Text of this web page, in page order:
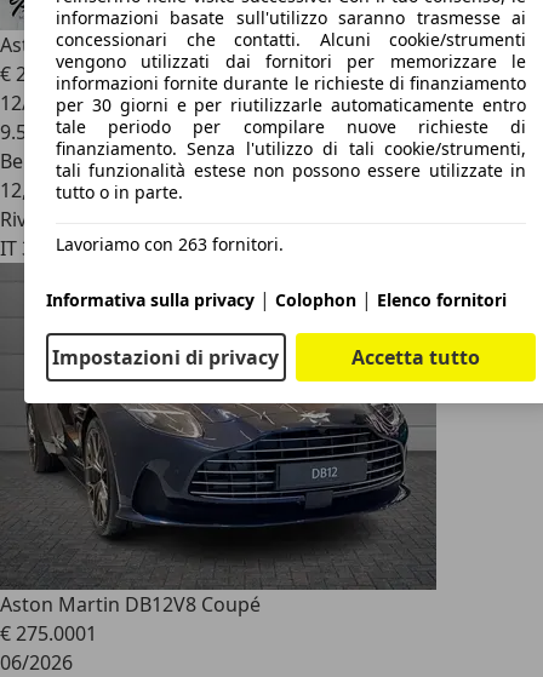
Aston Martin DB12
4.0 V8 auto
€ 240.000
12/2024
9.500 km
Benzina
12,2 l/100 km (comb.)
Rivenditore
IT 35031Abano Terme - Padova - Pd
Aston Martin DB12V8 Coupé
€ 275.0001
06/2026
informazioni basate sull'utilizzo saranno trasmesse ai
concessionari che contatti. Alcuni cookie/strumenti
vengono utilizzati dai fornitori per memorizzare le
informazioni fornite durante le richieste di finanziamento
per 30 giorni e per riutilizzarle automaticamente entro
tale periodo per compilare nuove richieste di
finanziamento. Senza l'utilizzo di tali cookie/strumenti,
tali funzionalità estese non possono essere utilizzate in
tutto o in parte.
Lavoriamo con 263 fornitori.
Informativa sulla privacy | Colophon | Elenco fornitori
Impostazioni di privacy Accetta tutto